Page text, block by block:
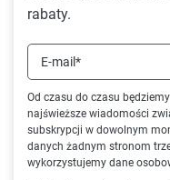
rabaty.
Od czasu do czasu
najświeższe wiadomości
subskrypcji w dowolnym
danych żadnym stronom
wykorzystujemy dane
E-mail*